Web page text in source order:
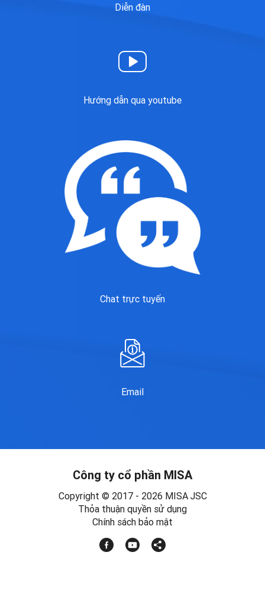
Diễn đàn
Hướng dẫn qua youtube
Chat trực tuyến
Email
Công ty cổ phần MISA
Copyright © 2017 - 2026 MISA JSC
Thỏa thuận quyền sử dụng
Chính sách bảo mật